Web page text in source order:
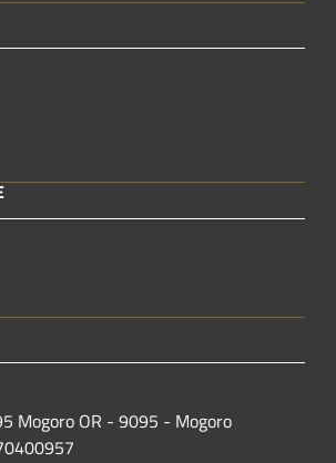
Mogoro OR - 9095 - Mogoro